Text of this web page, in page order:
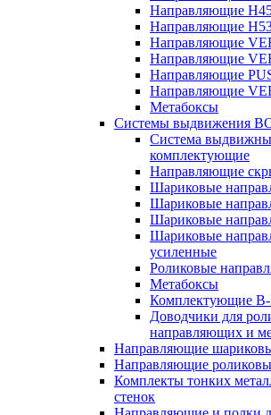
Направляющие
Направляющие
Направляющие
Направляющие
Направляющие
Направляющие
Метабоксы
Системы выдвижения
Система
комплектующие
Направляющие
Шариковые
Шариковые
Шариковые
Шариковые
усиленные
Роликовые
Метабоксы
Комплектующие
Доводчики для
направляющих и
Направляющие
Направляющие
Комплекты тонких
стенок